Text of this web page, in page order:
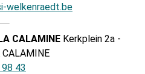
welkenraedt.be
CALAMINE Kerkplein 2a -
43